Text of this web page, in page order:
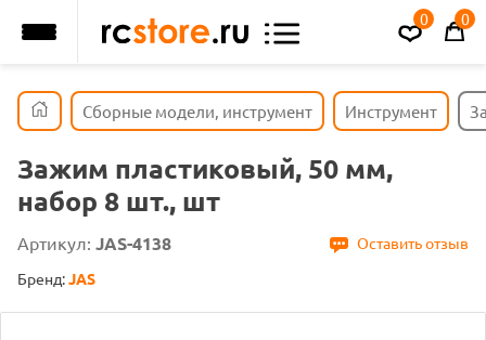
0 0
Сборные модели, инструмент Инструмент
Зажим пластиковый, 50 мм,
набор 8 шт., шт
Артикул: JAS-4138
Оставить отзыв
Бренд:JAS